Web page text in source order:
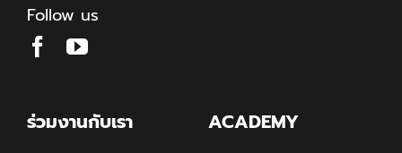
Follow us
ร่วมงานกับเรา ACADEMY